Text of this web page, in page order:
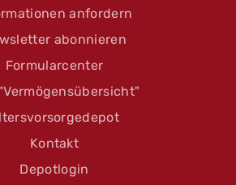
anfordern
abonnieren
Formularcenter
Kontakt
Depotlogin